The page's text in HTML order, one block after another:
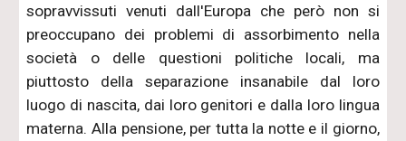
sopravvissuti venuti dall'Europa che però non si
preoccupano dei problemi di assorbimento nella
società o delle questioni politiche locali, ma
piuttosto della separazione insanabile dal loro
luogo di nascita, dai loro genitori e dalla loro lingua
materna. Alla pensione, per tutta la notte e il giorno,